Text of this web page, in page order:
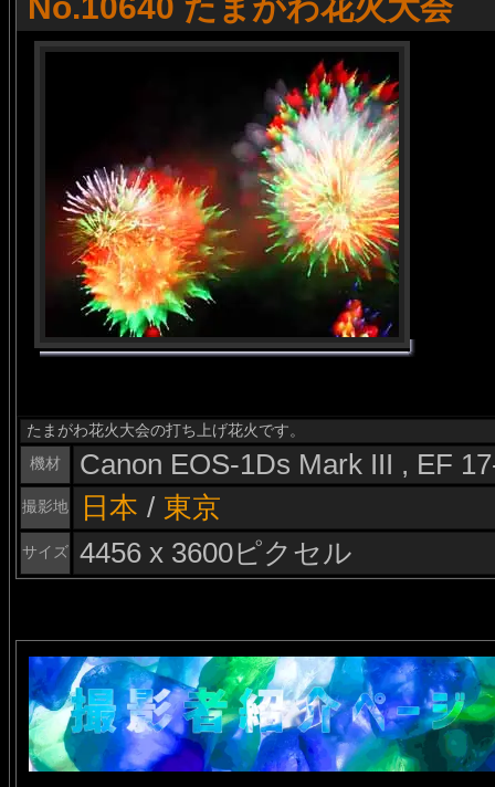
たまがわ花火大会の打ち上げ花火です。
機材
Canon EOS-1Ds Mark III , EF
撮影地 日本 / 東京
サイズ 4456 x 3600ピクセル